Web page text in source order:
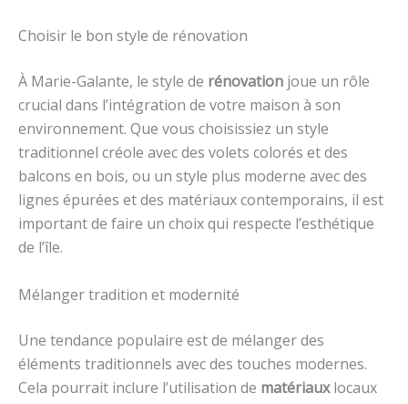
Choisir le bon style de rénovation
À Marie-Galante, le style de rénovation joue un rôle
crucial dans l’intégration de votre maison à son
environnement. Que vous choisissiez un style
traditionnel créole avec des volets colorés et des
balcons en bois, ou un style plus moderne avec des
lignes épurées et des matériaux contemporains, il est
important de faire un choix qui respecte l’esthétique
de l’île.
Mélanger tradition et modernité
Une tendance populaire est de mélanger des
éléments traditionnels avec des touches modernes.
Cela pourrait inclure l’utilisation de matériauxlocaux